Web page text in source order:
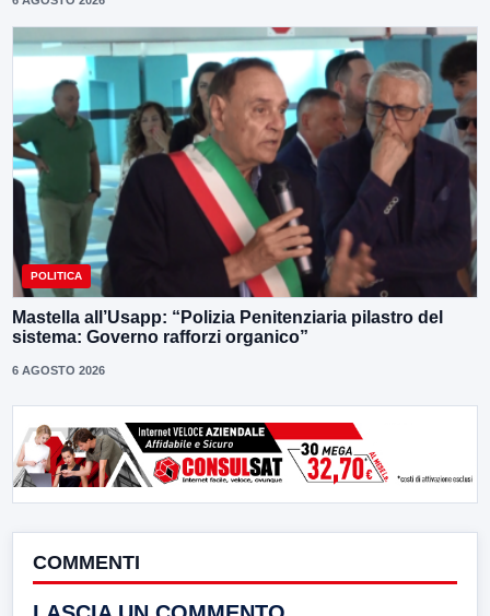
POLITICA
Mastella all’Usapp: “Polizia Penitenziaria pilastro del
sistema: Governo rafforzi organico”
6 AGOSTO 2026
COMMENTI